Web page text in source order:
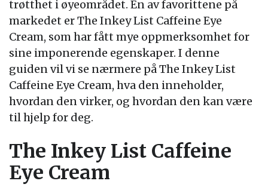
trøtthet i øyeområdet. En av favorittene på
markedet er The Inkey List Caffeine Eye
Cream, som har fått mye oppmerksomhet for
sine imponerende egenskaper. I denne
guiden vil vi se nærmere på The Inkey List
Caffeine Eye Cream, hva den inneholder,
hvordan den virker, og hvordan den kan være
til hjelp for deg.
The Inkey List Caffeine
Eye Cream